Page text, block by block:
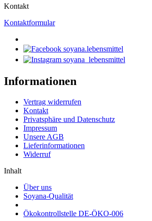
Kontakt
Kontaktformular
soyana.lebensmittel
soyana_lebensmittel
Informationen
Vertrag widerrufen
Kontakt
Privatsphäre und Datenschutz
Impressum
Unsere AGB
Lieferinformationen
Widerruf
Inhalt
Über uns
Soyana-Qualität
Ökokontrollstelle DE-ÖKO-006